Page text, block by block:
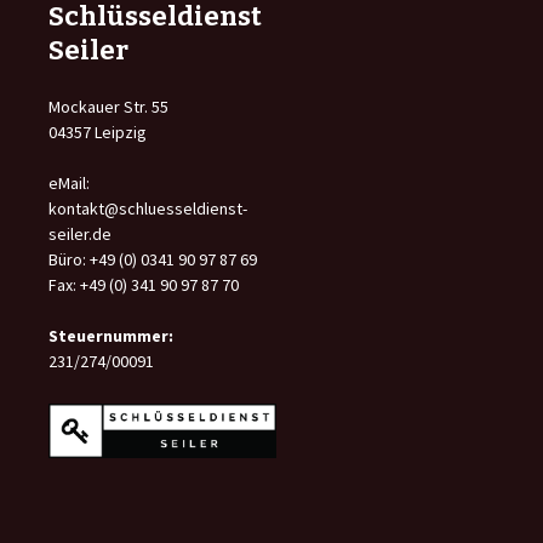
Schlüsseldienst
Seiler
Mockauer Str. 55
04357 Leipzig
eMail:
kontakt@schluesseldienst-
seiler.de
Büro: +49 (0) 0341 90 97 87 69
Fax: +49 (0) 341 90 97 87 70
Steuernummer:
231/274/00091